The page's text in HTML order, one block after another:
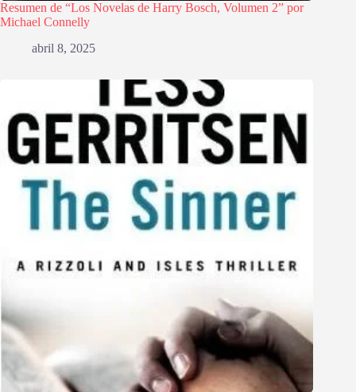
Resumen de “Los Novelas de Harry Bosch, Volumen 2” por
Michael Connelly
abril 8, 2025